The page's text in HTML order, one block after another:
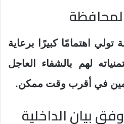
اهتمامًا كبيرًا برعاية
لهم بالشفاء العاجل
في أقرب وقت ممكن.
بيان الداخلية